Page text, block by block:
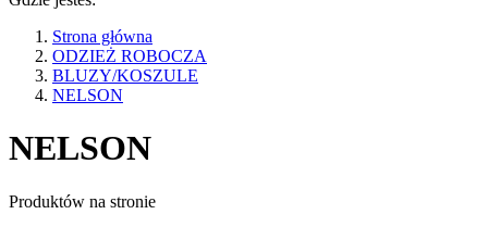
Strona główna
ODZIEŻ ROBOCZA
BLUZY/KOSZULE
NELSON
NELSON
Produktów na stronie